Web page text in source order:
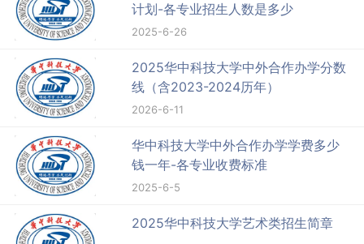
计划-各专业招生人数是多少
2025-6-26
2025华中科技大学中外合作办学分数
线（含2023-2024历年）
2026-6-11
华中科技大学中外合作办学学费多少
钱一年-各专业收费标准
2025-6-5
2025华中科技大学艺术类招生简章